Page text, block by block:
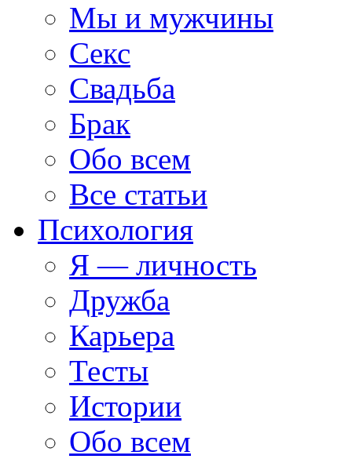
Мы и мужчины
Секс
Свадьба
Брак
Обо всем
Все статьи
Психология
Я — личность
Дружба
Карьера
Тесты
Истории
Обо всем